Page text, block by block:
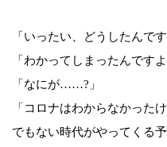
「いったい、どうしたんです
「わかってしまったんですよ
「なにが……?」
「コロナはわからなかっ
でもない時代がやってくる